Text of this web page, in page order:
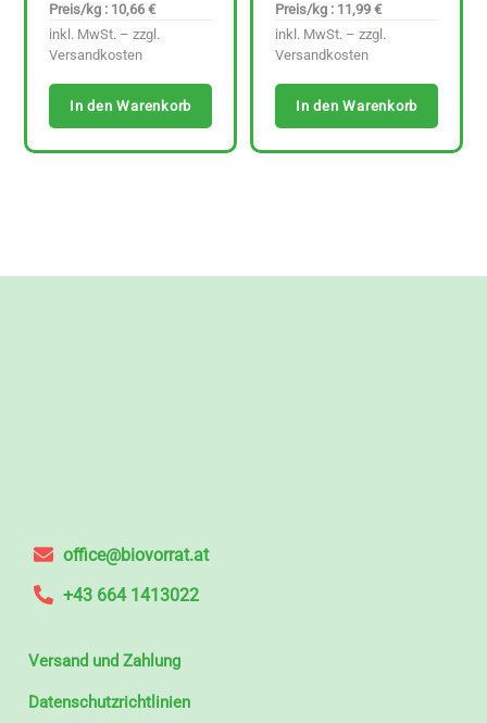
Preis/kg : 10,66 €
inkl. MwSt. – zzgl.
Versandkosten
In den Warenkorb
Preis/kg : 11,99 €
inkl. MwSt. – zzgl.
Versandkosten
In den Warenkorb
office@biovorrat.at
+43 664 1413022
Versand und Zahlung
Datenschutzrichtlinien